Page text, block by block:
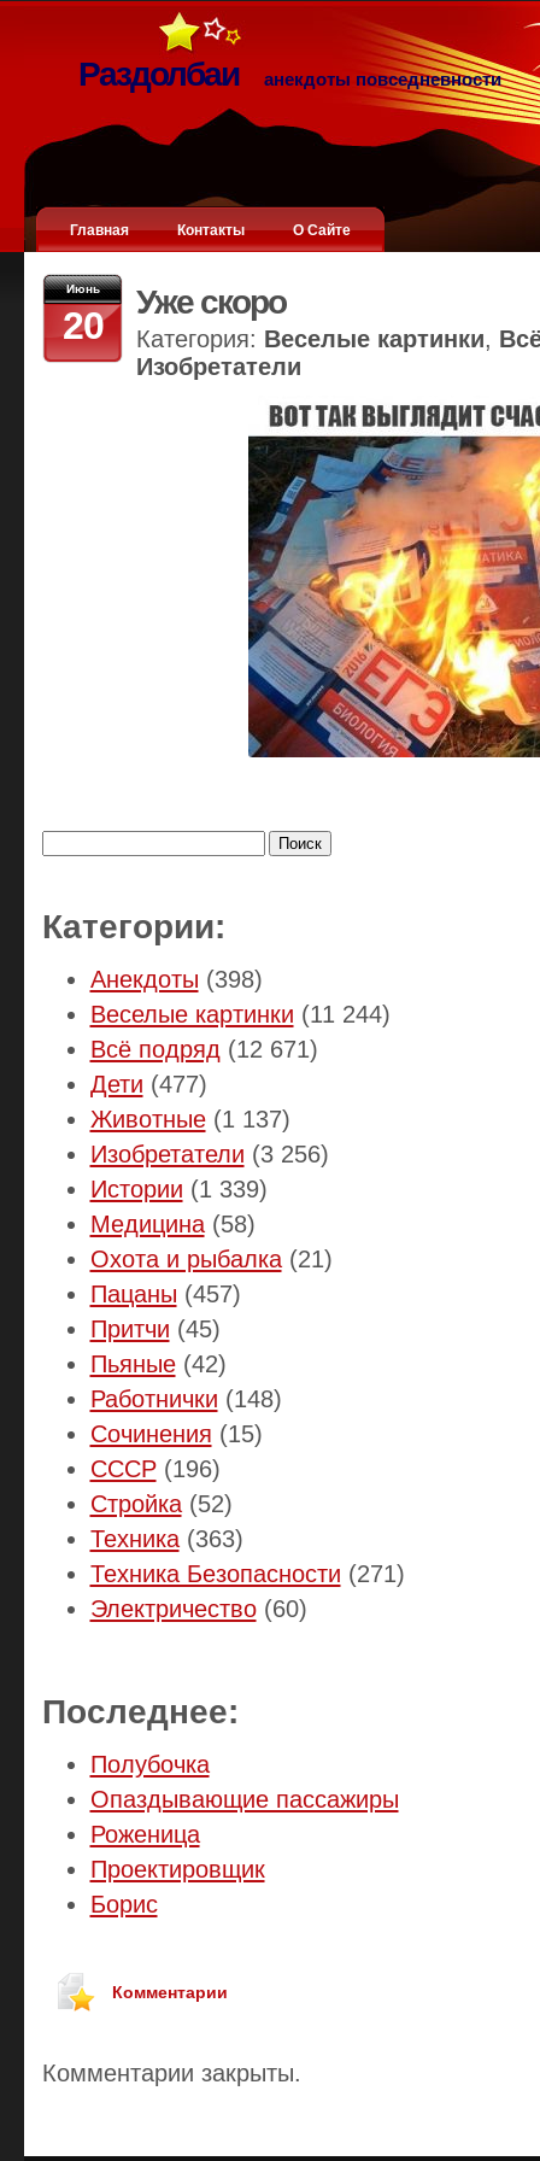
Раздолбаи анекдоты повседневности
Главная Контакты О Сайте
Июнь
20
Уже скоро
Категория: Веселые картинки,
Изобретатели
Категории:
Анекдоты (398)
Веселые картинки (11 244)
Всё подряд (12 671)
Дети (477)
Животные(1 137)
Изобретатели (3 256)
Истории (1 339)
Медицина(58)
Охота и рыбалка(21)
Пацаны (457)
Притчи (45)
Пьяные(42)
Работнички (148)
Сочинения (15)
СССР(196)
Стройка(52)
Техника(363)
Техника Безопасности (271)
Электричество(60)
Последнее:
Полубочка
Опаздывающие пассажиры
Роженица
Проектировщик
Борис
Комментарии
Комментарии закрыты.